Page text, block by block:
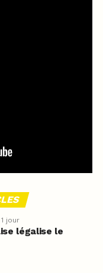
1 jour
légalise le